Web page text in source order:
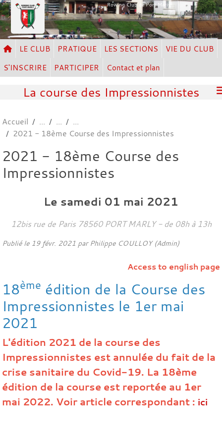
Rowing Club de Port Marly
LE CLUB PRATIQUE LES SECTIONS
VIE DU CLUB
S'INSCRIRE
PARTICIPER Contact et plan
La course des Impressionnistes
Accueil
2021 - 18ème Course des Impressionnistes
2021 - 18ème Course des
Impressionnistes
Le samedi 01 mai 2021
12bis rue de Paris 78560 PORT MARLY - de 08h à 13h
Publié le 19 févr. 2021 par Philippe COULLOY (Admin)
Access to english page
18ème édition de la Course des
Impressionnistes le 1er mai
2021
L'édition 2021 de la course des
Impressionnistes est annulée du fait de la
crise sanitaire du Covid-19. La 18ème
édition de la course est reportée au 1er
mai 2022. Voir article correspondant : ici
Panneau de gestion des cookies